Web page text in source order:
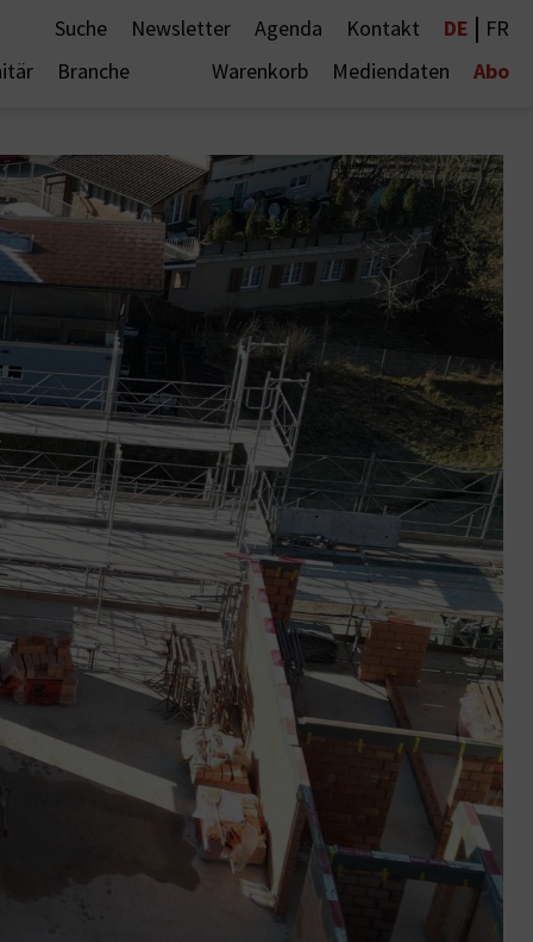
Suche Newsletter Agenda Kontakt DE | FR
Branche Warenkorb Mediendaten Abo